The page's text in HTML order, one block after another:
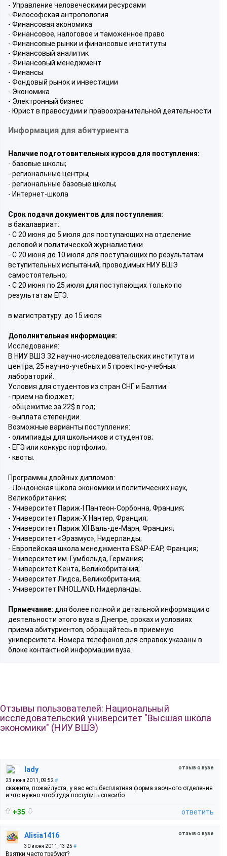
- Управление человеческими ресурсами
- Философская антропология
- Финансовая экономика
- Финансовое, налоговое и таможенное право
- Финансовые рынки и финансовые институты
- Финансовый аналитик
- Финансовый менеджмент
- Финансы
- Фондовый рынок и инвестиции
- Экономика
- Электронный бизнес
- Юрист в правосудии и правоохранительной деятельности
Информация для абитуриента
Наличие подготовительных курсов для поступления:
- базовые школы;
- региональные центры;
- региональные базовые школы;
- Интернет-школа
Срок подачи документов для поступления:
в бакалавриат:
- С 20 июня до 5 июля для поступающих на отделение
деловой и политической журналистики
- С 20 июня до 10 июля для поступающих по результатам
вступительных испытаний, проводимых НИУ ВШЭ
самостоятельно;
- С 20 июня по 25 июля для поступающих только по
результатам ЕГЭ.
в магистратуру: до 15 июля
Дополнительная информация:
Исследования:
В НИУ ВШЭ 32 научно-исследовательских института и
центра, 25 научно-учебных и 5 проектно-учебных
лабораторий.
Условия для студентов из стран СНГ и Балтии:
- прием на бюджет;
- общежитие за 22$ в год;
- выплата степендии.
Возможные варианты поступления:
- олимпиады для школьников и студентов;
- ЕГЭ или конкурс портфолио;
- квоты.
Программы двойных дипломов:
- Лондонская школа экономики и политических наук,
Великобритания;
- Университет Париж-I Пантеон-Сорбонна, Франция;
- Университет Париж-Х Нантер, Франция;
- Университет Париж XII Валь-де-Марн, Франция;
- Университет «Эразмус», Нидерланды;
- Европейская школа менеджмента ESAP-EAP, Франция;
- Университет им. Гумбольда, Германия;
- Университет Кента, Великобритания;
- Университет Лидса, Великобритания;
- Университет INHOLLAND, Нидерланды.
Примечание: для более полной и детальной информации о
деятельности этого вуза в Днепре, сроках и условиях
приема абитуриентов, обращайтесь в приемную
университета. Номера телефонов для справок указаны в
блоке контактной информации вуза.
Отзывы пользователей: Национальный
исследовательский университет "Высшая школа
экономики" (НИУ ВШЭ)
отзыв о вузе
ladу
23 июня 2011, 09:52 #
скажите, пожайлуста, у вас есть бесплатная форма заочного отделения
и что нужно чтоб туда поступить спасибо
+35 ответить
отзыв о вузе
Alisia1416
30 июня 2011, 13:25 #
Взятки часто требуют?